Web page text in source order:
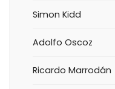
Simon Kidd
Adolfo Oscoz
Ricardo Marrodán